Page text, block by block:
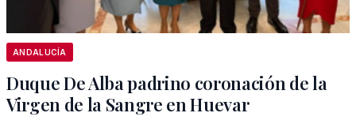
ANDALUCÍA
Duque De Alba padrino coronación de la
Virgen de la Sangre en Huevar